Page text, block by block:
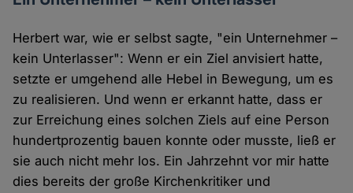
Herbert war, wie er selbst sagte, "ein Unternehmer –
kein Unterlasser": Wenn er ein Ziel anvisiert hatte,
setzte er umgehend alle Hebel in Bewegung, um es
zu realisieren. Und wenn er erkannt hatte, dass er
zur Erreichung eines solchen Ziels auf eine Person
hundertprozentig bauen konnte oder musste, ließ er
sie auch nicht mehr los. Ein Jahrzehnt vor mir hatte
dies bereits der große Kirchenkritiker und